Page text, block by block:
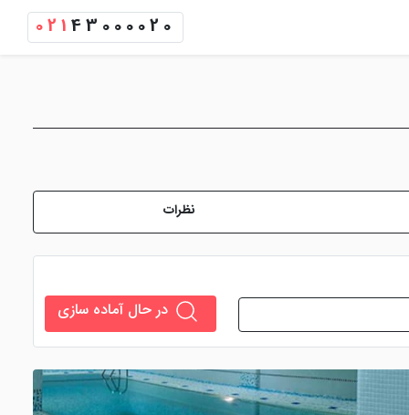
021 43000020
نظرات
در حال آماده سازی